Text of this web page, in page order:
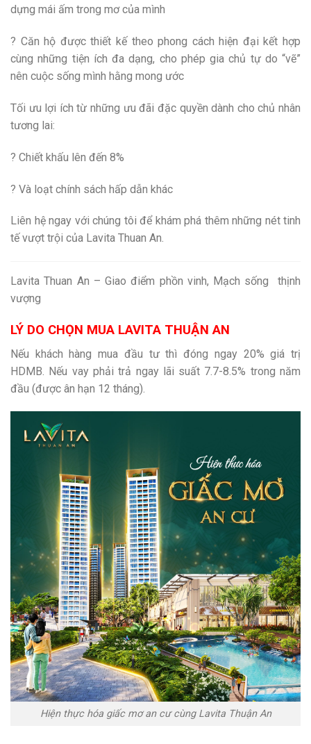
dựng mái ấm trong mơ của mình
? Căn hộ được thiết kế theo phong cách hiện đại kết hợp
cùng những tiện ích đa dạng, cho phép gia chủ tự do “vẽ”
nên cuộc sống mình hằng mong ước
Tối ưu lợi ích từ những ưu đãi đặc quyền dành cho chủ nhân
tương lai:
? Chiết khấu lên đến 8%
? Và loạt chính sách hấp dẫn khác
Liên hệ ngay với chúng tôi để khám phá thêm những nét tinh
tế vượt trội của Lavita Thuan An.
Lavita Thuan An – Giao điểm phồn vinh, Mạch sống thịnh
vượng
LÝ DO CHỌN MUA LAVITA THUẬN AN
Nếu khách hàng mua đầu tư thì đóng ngay 20% giá trị
HDMB. Nếu vay phải trả ngay lãi suất 7.7-8.5% trong năm
đầu (được ân hạn 12 tháng).
Hiện thực hóa giấc mơ an cư cùng Lavita Thuận An